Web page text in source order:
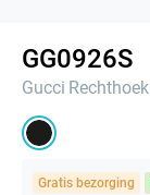
GG0926S
Gucci Rechthoek
Gratis bezorging